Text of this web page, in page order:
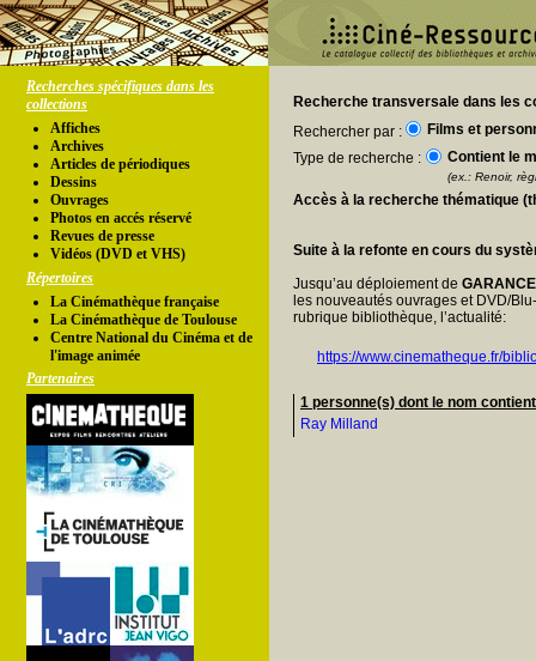
Recherches spécifiques dans les
collections
Affiches
Archives
Articles de périodiques
Dessins
Ouvrages
Photos en accés réservé
Revues de presse
Vidéos (DVD et VHS)
Répertoires
La Cinémathèque française
La Cinémathèque de Toulouse
Centre National du Cinéma et de
l'image animée
Partenaires
Recherche transversale dans les
Rechercher par :
Films et
Type de recherche :
Contient le
(ex.: Renoir,
Accès à la recherche thématique
Suite à la refonte en cours du
Jusqu’au déploiement de
les nouveautés ouvrages et DVD/
rubrique bibliothèque, l’actualité:
https://www.cinematheque.fr/
1 personne(s) dont le nom
Ray Milland